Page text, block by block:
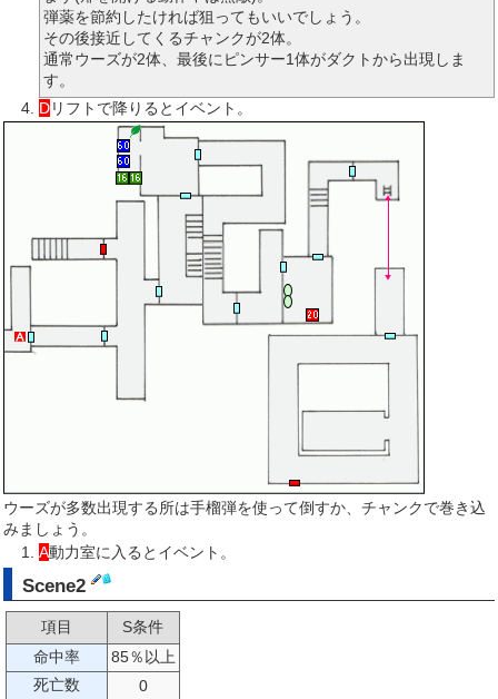
弾薬を節約したければ狙ってもいいでしょう。
その後接近してくるチャンクが2体。
通常ウーズが2体、最後にピンサー1体がダクトから出現しま
す。
Dリフトで降りるとイベント。
ウーズが多数出現する所は手榴弾を使って倒すか、チャンクで巻き込
みましょう。
A動力室に入るとイベント。
Scene2
項目
S条件
命中率
85％以上
死亡数
0